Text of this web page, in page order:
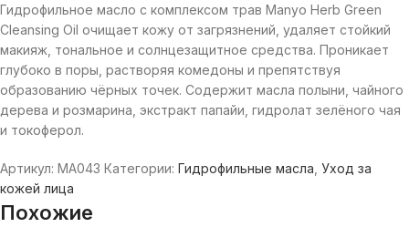
Гидрофильное масло с комплексом трав Manyo Herb Green
Cleansing Oil очищает кожу от загрязнений, удаляет стойкий
макияж, тональное и солнцезащитное средства. Проникает
глубоко в поры, растворяя комедоны и препятствуя
образованию чёрных точек. Содержит масла полыни, чайного
дерева и розмарина, экстракт папайи, гидролат зелёного чая
и токоферол.
Артикул: MA043 Категории: Гидрофильные масла Уход за
кожей лица
Похожие